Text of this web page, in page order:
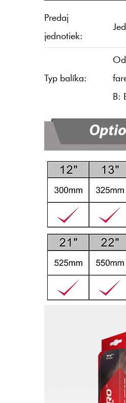
Predaj
jednotiek:
Typ balíka:
B: